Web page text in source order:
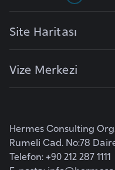
Site Haritası
Vize Merkezi
Hermes Consulting Org.
Rumeli Cad. No:78
Telefon: +90 212 287 1111
C
a
C